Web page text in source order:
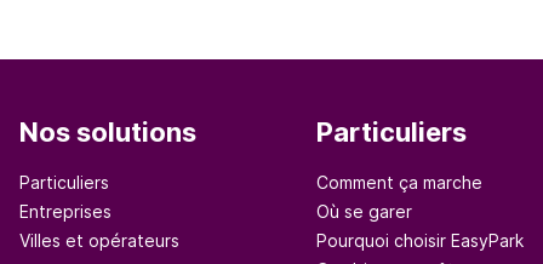
Nos solutions
Particuliers
Entreprises
Villes et opérateurs
Particuliers
Comment ça marche
Où se garer
Pourquoi choisir EasyPark